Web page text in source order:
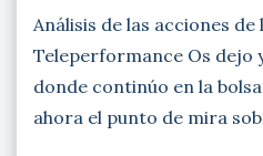
Análisis de las acciones
Teleperformance Os dejo
donde continúo en la
ahora el punto de mira